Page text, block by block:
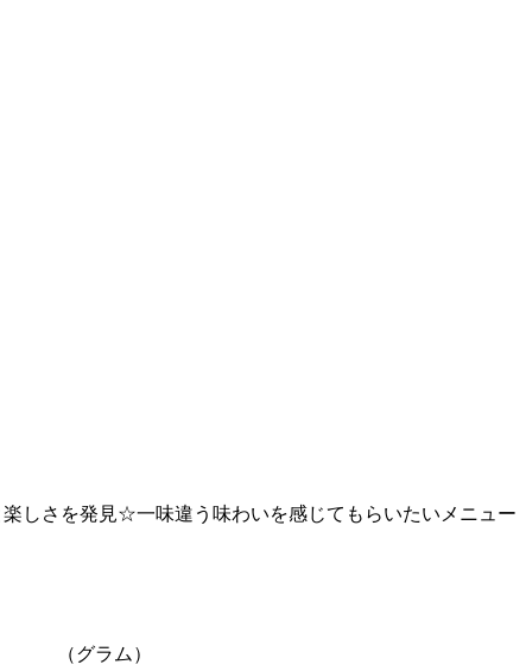
しさを発見☆一味違う味わいを感じてもらいたいメニュー
（グラム）